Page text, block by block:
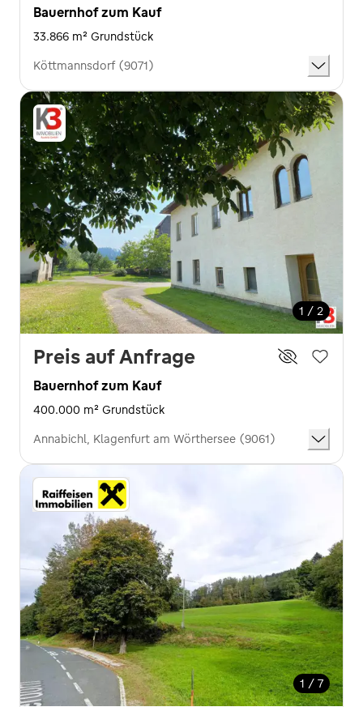
Bauernhof zum Kauf
33.866 m² Grundstück
Köttmannsdorf (9071)
1 / 2
Preis auf Anfrage
Bauernhof zum Kauf
400.000 m² Grundstück
Annabichl, Klagenfurt am Wörthersee (9061)
1 / 7